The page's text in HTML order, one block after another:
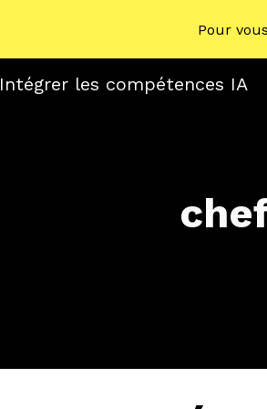
Pour
Intégrer les compétences IA